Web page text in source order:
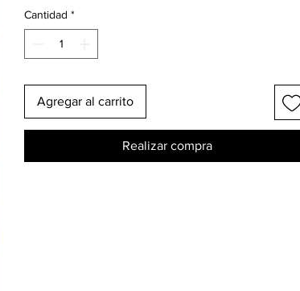
Cantidad *
Agregar al carrito
Realizar compra